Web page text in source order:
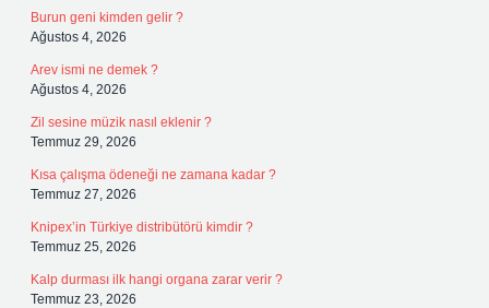
Burun geni kimden gelir ?
Ağustos 4, 2026
Arev ismi ne demek ?
Ağustos 4, 2026
Zil sesine müzik nasıl eklenir ?
Temmuz 29, 2026
Kısa çalışma ödeneği ne zamana kadar ?
Temmuz 27, 2026
Knipex’in Türkiye distribütörü kimdir ?
Temmuz 25, 2026
Kalp durması ilk hangi organa zarar verir ?
Temmuz 23, 2026